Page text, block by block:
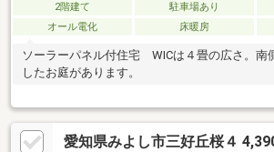
2階建て 駐車場あり
オール電化
床暖房
ソーラーパネル付住宅 WICは４畳の広さ。南
したお庭があります。
愛知県みよし市三好丘桜４